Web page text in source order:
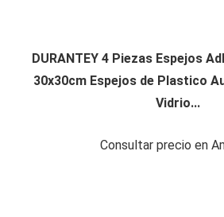
DURANTEY 4 Piezas Espejos
30x30cm Espejos de Plastico
Vidrio...
Consultar precio en